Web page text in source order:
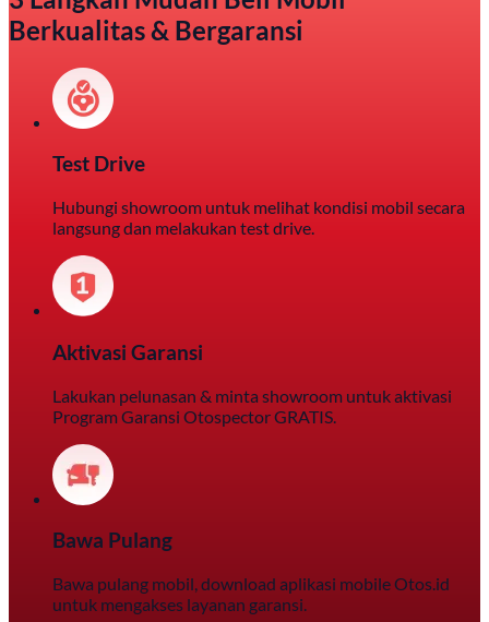
Berkualitas & Bergaransi
Test Drive
Hubungi showroom untuk melihat kondisi mobil secara
langsung dan melakukan test drive.
Aktivasi Garansi
Lakukan pelunasan & minta showroom untuk aktivasi
Program Garansi Otospector GRATIS.
Bawa Pulang
Bawa pulang mobil, download aplikasi mobile Otos.id
untuk mengakses layanan garansi.